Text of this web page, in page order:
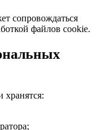
сопровождаться
файлов cookie.
хранятся: